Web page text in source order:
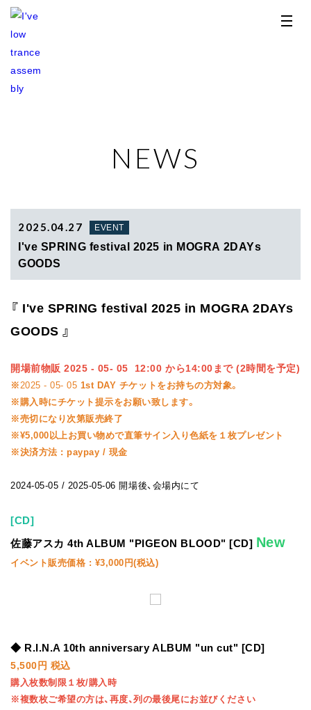
TOP
NEWS
2025.04.27 EVENT
I've SPRING festival 2025 in MOGRA 2DAYs
GOODS
『 I've SPRING festival 2025 in MOGRA 2DAYs
GOODS 』
開場前物販 2025 - 05- 05 12:00 から14:00まで (2時間を予定)
※2025 - 05- 05 1st DAY チケットをお持ちの方対象。
※購入時にチケット提示をお願い致します。
※売切になり次第販売終了
※¥5,000以上お買い物めで直筆サイン入り色紙を１枚プレゼント
※決済方法 : paypay / 現金
2024-05-05 / 2025-05-06 開場後、会場内にて
[CD]
佐藤アスカ 4th ALBUM "PIGEON BLOOD" [CD] New
イベント販売価格 : ¥3,000円(税込)
◆ R.I.N.A 10th anniversary ALBUM "un cut" [CD]
5,500円 税込
購入枚数制限１枚/購入時
※複数枚ご希望の方は、再度、列の最後尾にお並びください